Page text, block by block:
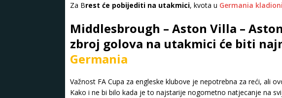
Za Brest će pobijediti na utakmici, kvota u Germania
Middlesbrough – Aston Villa –
zbroj golova na utakmici će biti
Germania
Važnost FA Cupa za engleske klubove je nepotrebna za reći, ali
Kako i ne bi bilo kada je to najstarije nogometno natjecanje na